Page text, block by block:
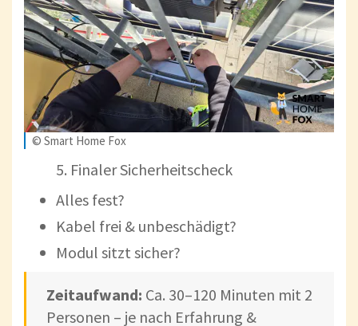
© Smart Home Fox
5. Finaler Sicherheitscheck
Alles fest?
Kabel frei & unbeschädigt?
Modul sitzt sicher?
Zeitaufwand: Ca. 30–120 Minuten mit 2
Personen – je nach Erfahrung &